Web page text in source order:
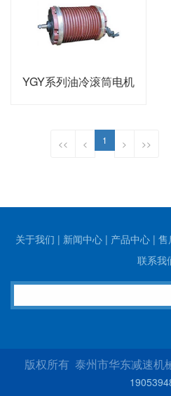
YGY系列油冷滚筒电机
<< < 1 > >>
关于我们 | 新闻中心 | 产品中心 | 售
联系我
版权所有 泰州市华东减速